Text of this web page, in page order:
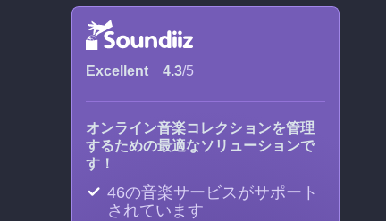
Excellent 4.3/5
オンライン音楽コレクションを管理
するための最適なソリューションで
す！
46の音楽サービスがサポート
されています